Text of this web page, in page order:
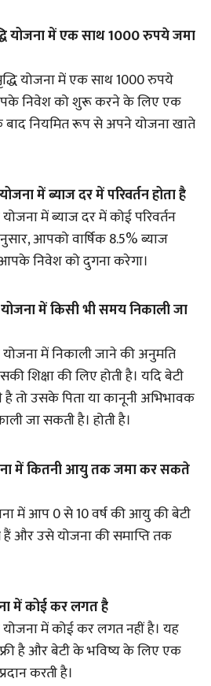
योजना में एक साथ 1000 रुपये जमा
योजना में एक साथ 1000 रुपये
निवेश को शुरू करने के लिए एक
नियमित रूप से अपने योजना खाते
में ब्याज दर में परिवर्तन होता है
में ब्याज दर में कोई परिवर्तन
आपको वार्षिक 8.5% ब्याज
निवेश को दुगना करेगा।
में किसी भी समय निकाली जा
योजना में निकाली जाने की अनुमति
शिक्षा की लिए होती है। यदि बेटी
है तो उसके पिता या कानूनी अभिभावक
जा सकती है। होती है।
में कितनी आयु तक जमा कर सकते
में आप 0 से 10 वर्ष की आयु की बेटी
और उसे योजना की समाप्ति तक
में कोई कर लगत है
योजना में कोई कर लगत नहीं है। यह
है और बेटी के भविष्य के लिए एक
करती है।